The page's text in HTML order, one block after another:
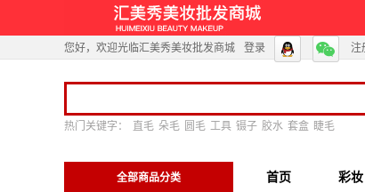
您好，欢迎光临汇美秀美妆批发商城 登录 注
热门关键字： 直毛 朵毛 圆毛 工具 镊子 胶水 套盒 睫毛
全部商品分类 首页 彩妆